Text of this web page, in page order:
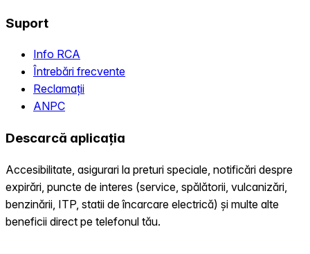
Suport
Info RCA
Întrebări frecvente
Reclamații
ANPC
Descarcă aplicația
Accesibilitate, asigurari la preturi speciale, notificări despre
expirări, puncte de interes (service, spălătorii, vulcanizări,
benzinării, ITP, statii de încarcare electrică) și multe alte
beneficii direct pe telefonul tău.